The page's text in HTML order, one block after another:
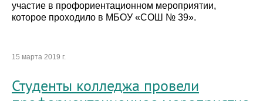
участие в профориентационном мероприятии,
которое проходило в МБОУ «СОШ № 39».
15 марта 2019 г.
Студенты колледжа провели